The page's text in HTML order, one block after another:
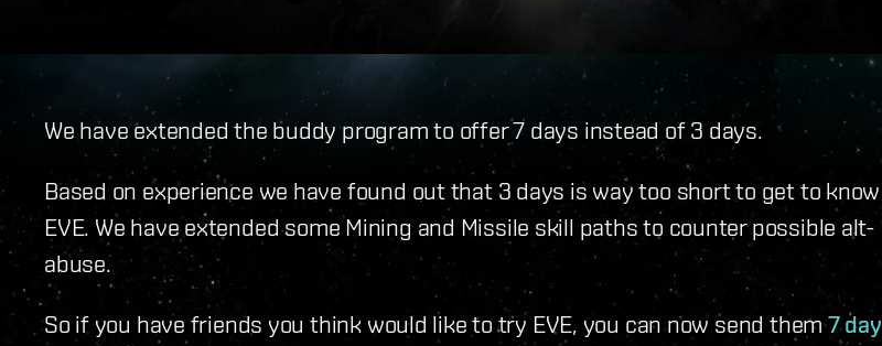
We have extended the buddy program to offer 7 days instead of 3 days.
Based on experience we have found out that 3 days is way too short to get to know
EVE. We have extended some Mining and Missile skill paths to counter possible alt-
abuse.
So if you have friends you think would like to try EVE, you can now send them7 day